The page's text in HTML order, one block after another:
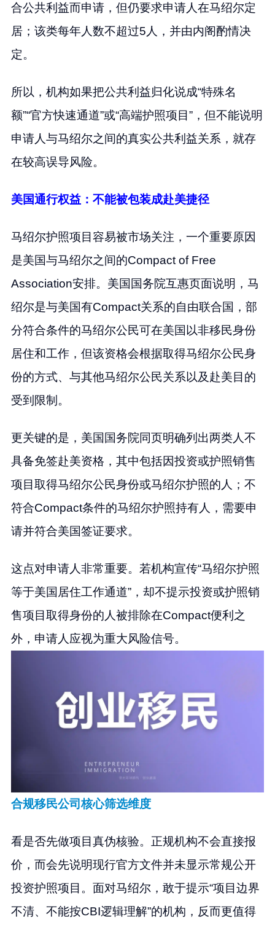
合公共利益而申请，但仍要求申请人在马绍尔定
居；该类每年人数不超过5人，并由内阁酌情决
定。
所以，机构如果把公共利益归化说成“特殊名
额”“官方快速通道”或“高端护照项目”，但不能说明
申请人与马绍尔之间的真实公共利益关系，就存
在较高误导风险。
美国通行权益：不能被包装成赴美捷径
马绍尔护照项目容易被市场关注，一个重要原因
是美国与马绍尔之间的Compact of Free
Association安排。美国国务院互惠页面说明，马
绍尔是与美国有Compact关系的自由联合国，部
分符合条件的马绍尔公民可在美国以非移民身份
居住和工作，但该资格会根据取得马绍尔公民身
份的方式、与其他马绍尔公民关系以及赴美目的
受到限制。
更关键的是，美国国务院同页明确列出两类人不
具备免签赴美资格，其中包括因投资或护照销售
项目取得马绍尔公民身份或马绍尔护照的人；不
符合Compact条件的马绍尔护照持有人，需要申
请并符合美国签证要求。
这点对申请人非常重要。若机构宣传“马绍尔护照
等于美国居住工作通道”，却不提示投资或护照销
售项目取得身份的人被排除在Compact便利之
外，申请人应视为重大风险信号。
合规移民公司核心筛选维度
看是否先做项目真伪核验。正规机构不会直接报
价，而会先说明现行官方文件并未显示常规公开
投资护照项目。面对马绍尔，敢于提示“项目边界
不清、不能按CBI逻辑理解”的机构，反而更值得